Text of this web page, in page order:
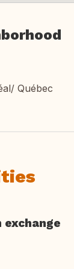
Québec
exchange